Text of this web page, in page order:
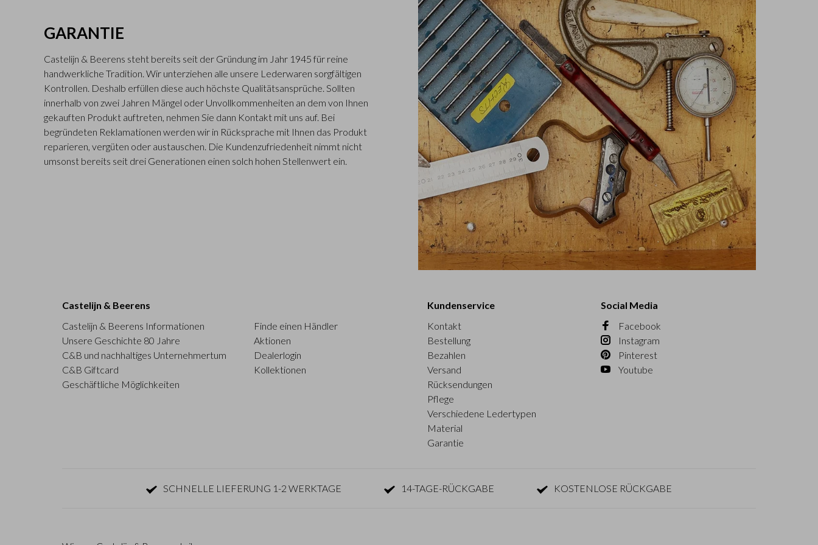
GARANTIE
Castelijn & Beerens steht bereits seit der Gründung im Jahr 1945 für reine
handwerkliche Tradition. Wir unterziehen alle unsere Lederwaren sorgfältigen
Kontrollen. Deshalb erfüllen diese auch höchste Qualitätsansprüche. Sollten
innerhalb von zwei Jahren Mängel oder Unvollkommenheiten an dem von Ihnen
gekauften Produkt auftreten, nehmen Sie dann Kontakt mit uns auf. Bei
begründeten Reklamationen werden wir in Rücksprache mit Ihnen das Produkt
reparieren, vergüten oder austauschen. Die Kundenzufriedenheit nimmt nicht
umsonst bereits seit drei Generationen einen solch hohen Stellenwert ein.
Castelijn & Beerens
Castelijn & Beerens Informationen
Unsere Geschichte 80 Jahre
C&B und nachhaltiges Unternehmertum
C&B Giftcard
Geschäftliche Möglichkeiten
Finde einen Händler
Aktionen
Dealerlogin
Kollektionen
Kundenservice
Kontakt
Bestellung
Bezahlen
Versand
Rücksendungen
Pflege
Verschiedene Ledertypen
Material
Garantie
Social Media
Facebook
Instagram
Pinterest
Youtube
SCHNELLE LIEFERUNG 1-2 WERKTAGE 14-TAGE-RÜCKGABE KOSTENLOSE RÜCKGABE